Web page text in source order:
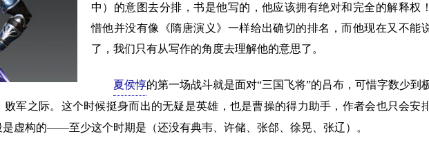
中）的意图去分排，书是他写的，他应该拥有绝对和完全的解释权
惜他并没有像《隋唐演义》一样给出确切的排名，而他现在又不能
了，我们只有从写作的角度去理解他的意思了。
夏侯惇的第一场战斗就是面对“三国飞将”的吕布，可惜字数少到
败军之际。这个时候挺身而出的无疑是英雄，也是曹操的得力助手，作者会也只会安
虚构的——至少这个时期是（还没有典韦、许储、张郃、徐晃、张辽）。